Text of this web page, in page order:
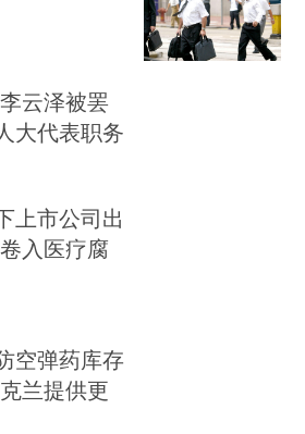
云泽被罢
大代表职务
上市公司出
入医疗腐
空弹药库存
兰提供更